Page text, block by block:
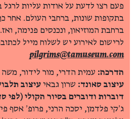
פעם רצו לדעת על אודות עליות לרגל
בתקופות שונות, ברחבי העולם. אחר
ברחבת המוזיאון, ונכנסים פנימה,
לרישום לאירוע יש לשלוח מייל
pilgrims@tamuseum.com
הדרכה: עמית הדרי, מור לידור,
עיצוב סאונד: שרון גבאי עיצוב
דוברות ודוברים בסיור הקולי
ג׳קי פלדמן, יסכה הרני, פרופ׳ אסף